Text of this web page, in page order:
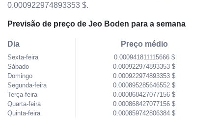
0.000922974893353 $.
Previsão de preço de Jeo Boden para a semana
Dia
Sexta-feira
Sábado
Domingo
Segunda-feira
Terça-feira
Quarta-feira
Quinta-feira
Preço médio
0.000941811115666 $
0.000922974893353 $
0.000922974893353 $
0.000895285646552 $
0.000868427077156 $
0.000868427077156 $
0.000859742806384 $